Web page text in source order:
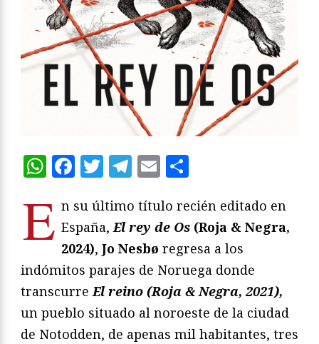
WhatsApp
Facebook
Twitter
Telegram
Email
E n su último título recién editado en
España,El rey de Os (Roja & Negra,
2024), Jo Nesbø regresa a los
indómitos parajes de Noruega donde
transcurreEl reino (Roja & Negra, 2021),
un pueblo situado al noroeste de la ciudad
de Notodden, de apenas mil habitantes, tres